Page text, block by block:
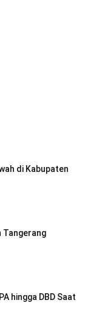
di Kabupaten
Tangerang
hingga DBD Saat